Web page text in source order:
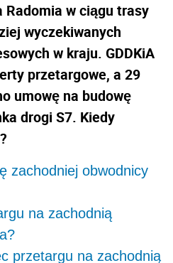
Radomia w ciągu trasy
wyczekiwanych
w kraju. GDDKiA
przetargowe, a 29
umowę na budowę
drogi S7. Kiedy
zachodniej obwodnicy
na zachodnią
przetargu na zachodnią